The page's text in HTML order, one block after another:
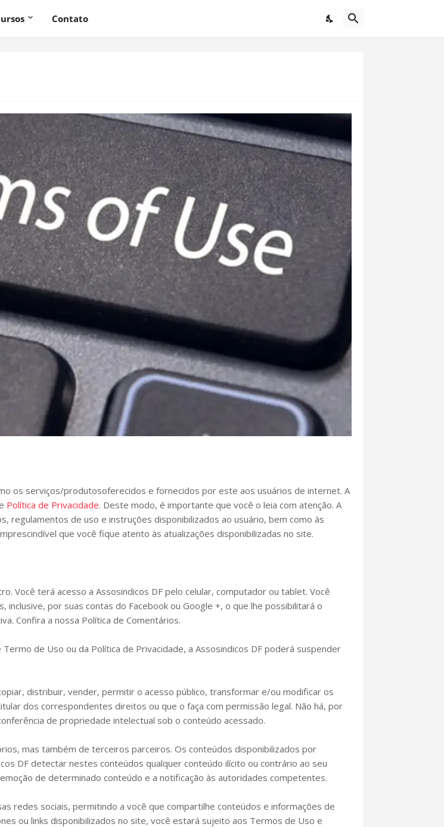
Contato
os serviços/produtosoferecidos e fornecidos por este aos usuários de internet. A
Política de Privacidade. Deste modo, é importante que você o leia com atenção. A
regulamentos de uso e instruções disponibilizados ao usuário, bem como às
que você fique atento às atualizações disponibilizadas no site.
Você terá acesso a Assosindicos DF pelo celular, computador ou tablet. Você
por suas contas do Facebook ou Google +, o que lhe possibilitará o
Confira a nossa Política de Comentários.
de Uso ou da Política de Privacidade, a Assosindicos DF poderá suspender
distribuir, vender, permitir o acesso público, transformar e/ou modificar os
dos correspondentes direitos ou que o faça com permissão legal. Não há, por
de propriedade intelectual sob o conteúdo acessado.
mas também de terceiros parceiros. Os conteúdos disponibilizados por
DF detectar nestes conteúdos qualquer conteúdo ilícito ou contrário ao seu
de determinado conteúdo e a notificação às autoridades competentes.
redes sociais, permitindo a você que compartilhe conteúdos e informações de
ou links disponibilizados no site, você estará sujeito aos Termos de Uso e